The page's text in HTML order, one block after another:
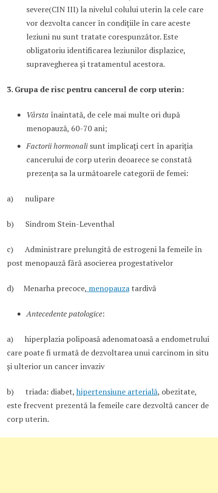
severe(CIN III) la nivelul colului uterin la cele care
vor dezvolta cancer în condiţiile în care aceste
leziuni nu sunt tratate corespunzător. Este
obligatoriu identificarea leziunilor displazice,
supravegherea şi tratamentul acestora.
3. Grupa de risc pentru cancerul de corp uterin:
Vârsta înaintată, de cele mai multe ori după
menopauză, 60-70 ani;
Factorii hormonalisunt implicaţi cert în apariţia
cancerului de corp uterin deoarece se constată
prezenţa sa la următoarele categorii de femei:
a) nulipare
b) Sindrom Stein-Leventhal
c) Administrare prelungită de estrogeni la femeile în
post menopauză fără asocierea progestativelor
d) Menarha precoce, menopauzatardivă
Antecedente patologice:
a) hiperplazia polipoasă adenomatoasă a endometrului
care poate fi urmată de dezvoltarea unui carcinom in situ
şi ulterior un cancer invaziv
b) triada: diabet, hipertensiune arterială, obezitate,
este frecvent prezentă la femeile care dezvoltă cancer de
corp uterin.